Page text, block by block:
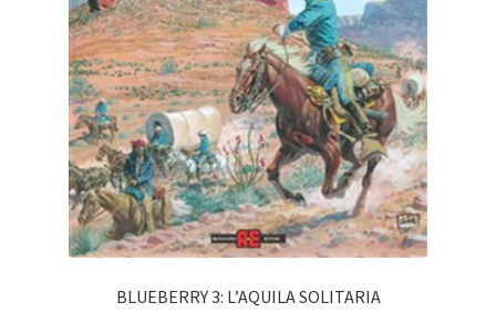
BLUEBERRY 3: L’AQUILA SOLITARIA